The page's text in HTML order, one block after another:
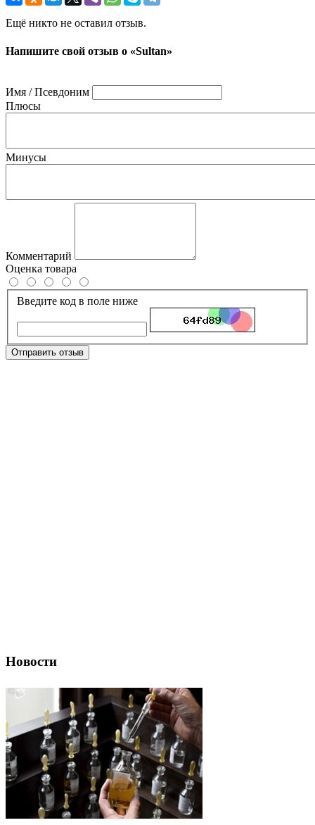
Ещё никто не оставил отзыв.
Напишите свой отзыв о «Sultan»
Имя / Псевдоним
Плюсы
Минусы
Комментарий
Оценка товара
Введите код в поле ниже
Отправить отзыв
Новости